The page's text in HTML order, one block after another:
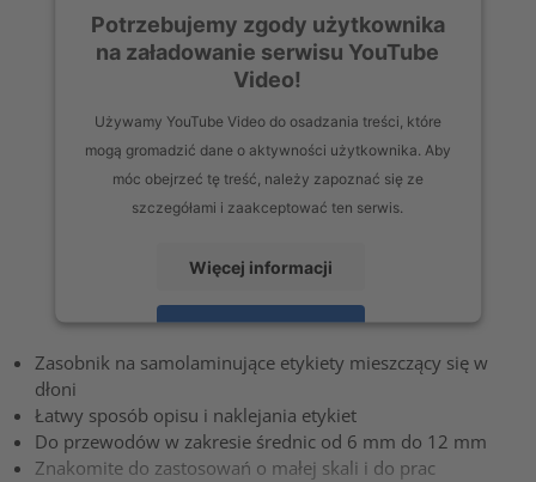
Potrzebujemy zgody użytkownika
na załadowanie serwisu YouTube
Video!
Używamy YouTube Video do osadzania treści, które
mogą gromadzić dane o aktywności użytkownika. Aby
móc obejrzeć tę treść, należy zapoznać się ze
szczegółami i zaakceptować ten serwis.
Więcej informacji
Zaakceptuj
powered byUsercentrics Consent Management Platform
Zasobnik na samolaminujące etykiety mieszczący się w
dłoni
Łatwy sposób opisu i naklejania etykiet
Do przewodów w zakresie średnic od 6 mm do 12 mm
Znakomite do zastosowań o małej skali i do prac